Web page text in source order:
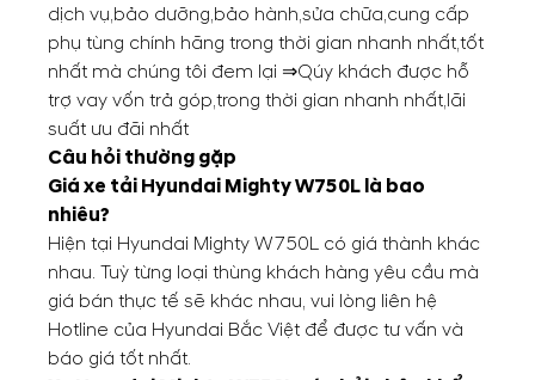
dịch vụ,bảo dưỡng,bảo hành,sửa chữa,cung cấp
phụ tùng chính hãng trong thời gian nhanh nhất,tốt
nhất mà chúng tôi đem lại ⇒Qúy khách được hỗ
trợ vay vốn trả góp,trong thời gian nhanh nhất,lãi
suất ưu đãi nhất
Câu hỏi thường gặp
Giá xe tải Hyundai Mighty W750L là bao
nhiêu?
Hiện tại Hyundai Mighty W750L có giá thành khác
nhau. Tuỳ từng loại thùng khách hàng yêu cầu mà
giá bán thực tế sẽ khác nhau, vui lòng liên hệ
Hotline của Hyundai Bắc Việt để được tư vấn và
báo giá tốt nhất.